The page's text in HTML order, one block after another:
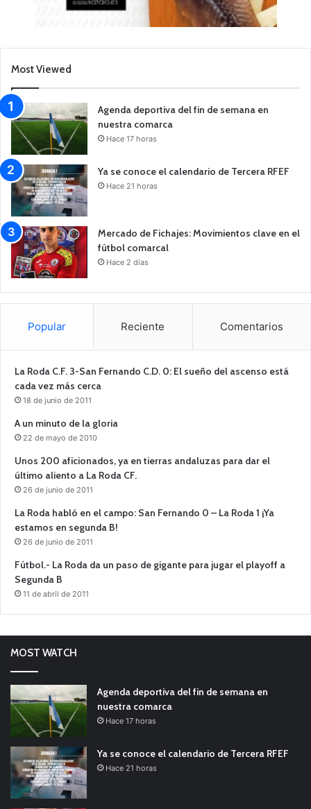
Most Viewed
Agenda deportiva del fin de semana en
nuestra comarca
Hace 17 horas
Ya se conoce el calendario de Tercera RFEF
Hace 21 horas
Mercado de Fichajes: Movimientos clave en el
fútbol comarcal
Hace 2 días
Popular Reciente Comentarios
La Roda C.F. 3-San Fernando C.D. 0: El sueño del ascenso está
cada vez más cerca
18 de junio de 2011
A un minuto de la gloria
22 de mayo de 2010
Unos 200 aficionados, ya en tierras andaluzas para dar el
último aliento a La Roda CF.
26 de junio de 2011
La Roda habló en el campo: San Fernando 0 – La Roda 1 ¡Ya
estamos en segunda B!
26 de junio de 2011
Fútbol.- La Roda da un paso de gigante para jugar el playoff a
Segunda B
11 de abril de 2011
MOST WATCH
Agenda deportiva del fin de semana en
nuestra comarca
Hace 17 horas
Ya se conoce el calendario de Tercera RFEF
Hace 21 horas